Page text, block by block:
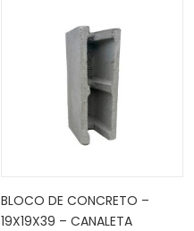
BLOCO DE CONCRETO –
19X19X39 – CANALETA